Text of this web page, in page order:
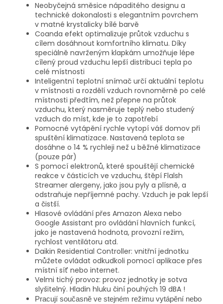
Neobyčejná směsice nápaditého designu a
technické dokonalosti s elegantním povrchem
v matné krystalicky bílé barvě
Coanda efekt optimalizuje průtok vzduchu s
cílem dosáhnout komfortního klimatu. Díky
speciálně navrženým klapkám umožňuje lépe
cílený proud vzduchu lepší distribuci tepla po
celé místnosti
Inteligentní teplotní snímač určí aktuální teplotu
v místnosti a rozdělí vzduch rovnoměrně po celé
místnosti předtím, než přepne na průtok
vzduchu, který nasměruje teplý nebo studený
vzduch do míst, kde je to zapotřebí
Pomocné vytápění rychle vytopí váš domov při
spuštění klimatizace. Nastavená teplota se
dosáhne o 14 % rychleji než u běžné klimatizace
(pouze pár)
S pomocí elektronů, které spouštějí chemické
reakce v částicích ve vzduchu, štěpí Flalsh
Streamer alergeny, jako jsou pyly a plísně, a
odstraňuje nepříjemné pachy. Vzduch je pak lepší
a čistší.
Hlasové ovládání přes Amazon Alexa nebo
Google Assistant pro ovládání hlavních funkcí,
jako je nastavená hodnota, provozní režim,
rychlost ventilátoru atd.
Daikin Residential Controller: vnitřní jednotku
můžete ovládat odkudkoli pomocí aplikace přes
místní síť nebo internet.
Velmi tichý provoz: provoz jednotky je sotva
slyšitelný. Hladin hluku činí pouhých 19 dBA !
Pracují současně ve stejném režimu vytápění nebo